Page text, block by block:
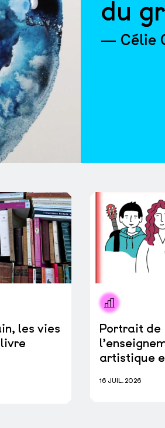
du
— Célie
les vies
Portrait de
artistique
16 JUIL. 2026